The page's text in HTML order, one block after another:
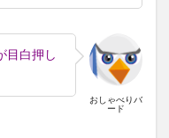
おしゃべりバ
ード
目白押し